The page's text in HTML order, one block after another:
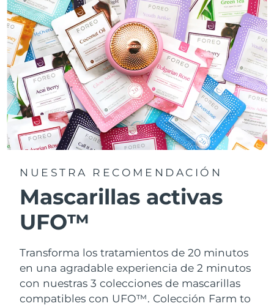
NUESTRA RECOMENDACIÓN
Mascarillas activas
UFO™
Transforma los tratamientos de 20 minutos
en una agradable experiencia de 2 minutos
con nuestras 3 colecciones de mascarillas
compatibles con UFO™. Colección Farm to